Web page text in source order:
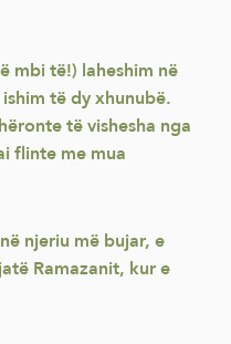
mbi të!) laheshim në
të dy xhunubë.
të vishesha nga
flinte me mua
Ramazanit, kur e